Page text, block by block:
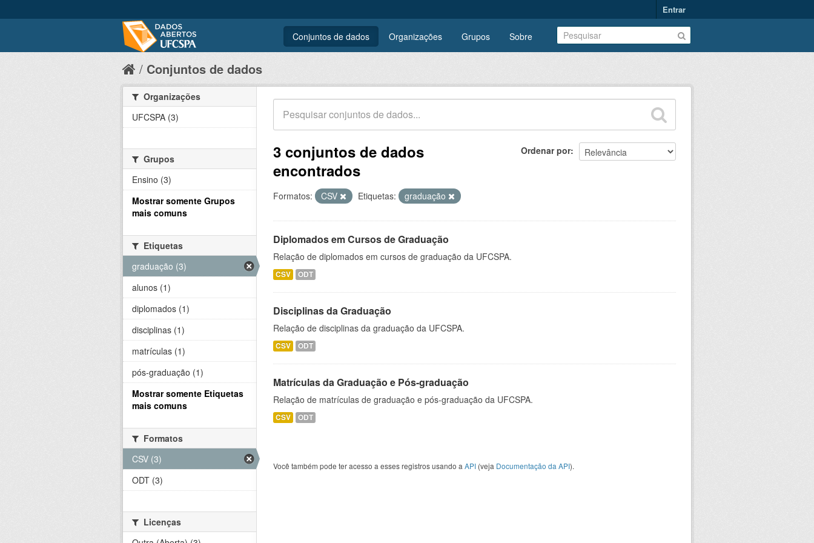
Entrar
Conjuntos de dados Organizações Grupos Sobre
Conjuntos de dados
Ordenar por
3 conjuntos de dados
encontrados
Formatos: CSV Etiquetas: graduação
Diplomados em Cursos de Graduação
Relação de diplomados em cursos de graduação da UFCSPA.
CSV ODT
Disciplinas da Graduação
Relação de disciplinas da graduação da UFCSPA.
CSV ODT
Matrículas da Graduação e Pós-graduação
Relação de matrículas de graduação e pós-graduação da UFCSPA.
CSV ODT
Você também pode ter acesso a esses registros usando a API (veja Documentação da API).
Organizações
UFCSPA (3)
Grupos
Ensino (3)
Mostrar somente Grupos
mais comuns
Etiquetas
graduação (3)
alunos (1)
diplomados (1)
disciplinas (1)
matrículas (1)
pós-graduação (1)
Mostrar somente Etiquetas
mais comuns
Formatos
CSV (3)
ODT (3)
Licenças